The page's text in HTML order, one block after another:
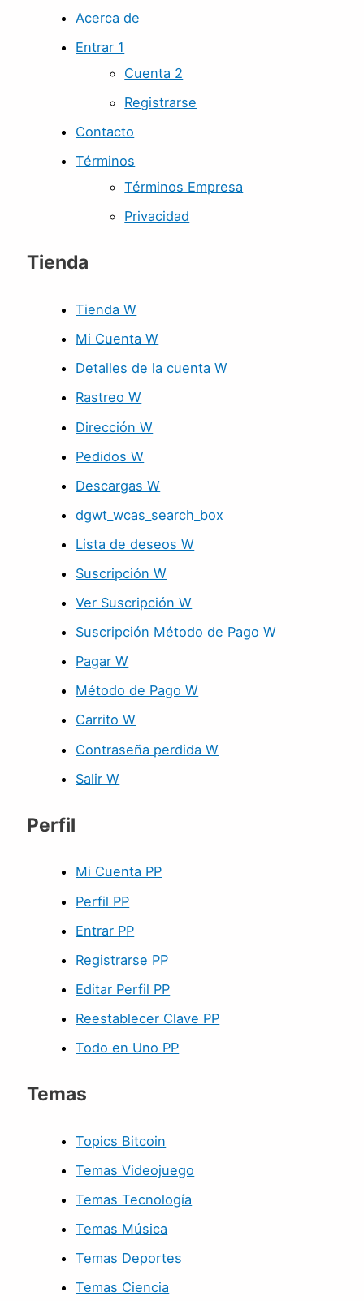
Acerca de
Entrar 1
Cuenta 2
Registrarse
Contacto
Términos
Términos Empresa
Privacidad
Tienda
Tienda W
Mi Cuenta W
Detalles de la cuenta W
Rastreo W
Dirección W
Pedidos W
Descargas W
dgwt_wcas_search_box
Lista de deseos W
Suscripción W
Ver Suscripción W
Suscripción Método de Pago W
Pagar W
Método de Pago W
Carrito W
Contraseña perdida W
Salir W
Perfil
Mi Cuenta PP
Perfil PP
Entrar PP
Registrarse PP
Editar Perfil PP
Reestablecer Clave PP
Todo en Uno PP
Temas
Topics Bitcoin
Temas Videojuego
Temas Tecnología
Temas Música
Temas Deportes
Temas Ciencia